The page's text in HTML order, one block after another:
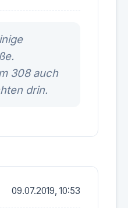
308 auch
drin.
09.07.2019, 10:53